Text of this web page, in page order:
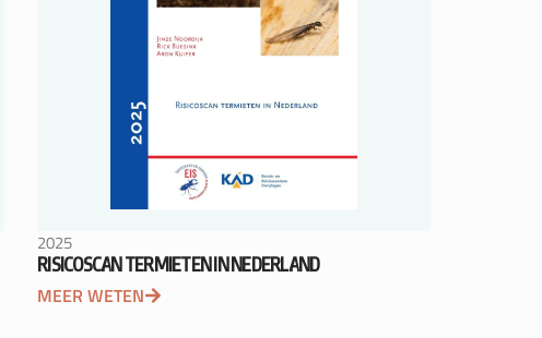
2025
RISICOSCAN TERMIETEN IN NEDERLAND
MEER WETEN